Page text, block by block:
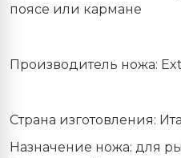
поясе или кармане
Производитель ножа:
Страна изготовления:
Назначение ножа: для